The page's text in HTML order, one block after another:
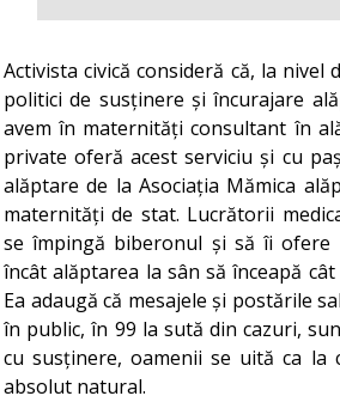
Activista civică consideră că, la nivel
politici de susținere și încurajare
avem în maternități consultant în
private oferă acest serviciu și cu
alăptare de la Asociația Mămica
maternități de stat. Lucrătorii
se împingă biberonul și să îi ofere
încât alăptarea la sân să înceapă
Ea adaugă că mesajele și postările
în public, în 99 la sută din cazuri,
cu susținere, oamenii se uită ca la
absolut natural.